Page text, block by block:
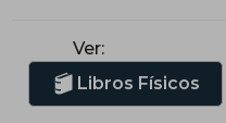
Ver:
Libros Físicos